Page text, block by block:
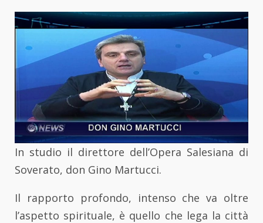
In studio il direttore dell’Opera Salesiana di
Soverato, don Gino Martucci.
Il rapporto profondo, intenso che va oltre
l’aspetto spirituale, è quello che lega la città